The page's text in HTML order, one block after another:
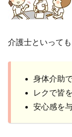
介護士といって
身体介助
レクで皆
安心感を